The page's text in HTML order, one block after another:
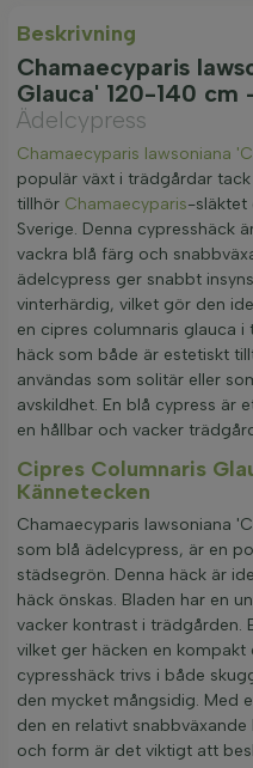
Beskrivning
Chamaecyparis
Glauca' 120-140 cm
Ädelcypress
Chamaecyparis lawsoniana
populär växt i trädgårdar
tillhör Chamaecyparis-släktet
Sverige. Denna cypresshäck
vackra blå färg och
ädelcypress ger snabbt
vinterhärdig, vilket gör den
en cipres columnaris glauca
häck som både är estetiskt
användas som solitär eller
avskildhet. En blå cypress är
en hållbar och vacker
Cipres Columnaris
Kännetecken
Chamaecyparis lawsoniana
som blå ädelcypress, är en
städsegrön. Denna häck är
häck önskas. Bladen har en
vacker kontrast i trädgården.
vilket ger häcken en kompakt
cypresshäck trivs i både
den mycket mångsidig. Med
den en relativt
och form är det viktigt att